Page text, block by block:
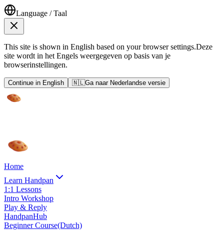
Language / Taal
This site is shown in English based on your browser settings.Deze
site wordt in het Engels weergegeven op basis van je
browserinstellingen.
Continue in English 🇳🇱Ga naar Nederlandse versie
Home
Learn Handpan
1:1 Lessons
Intro Workshop
Play & Reply
HandpanHub
Beginner Course(Dutch)